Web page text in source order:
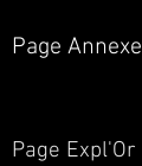
Page Annexe
Page Expl'Or